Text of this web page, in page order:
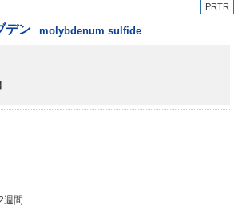
PRTR
デン molybdenum sulfide
週間